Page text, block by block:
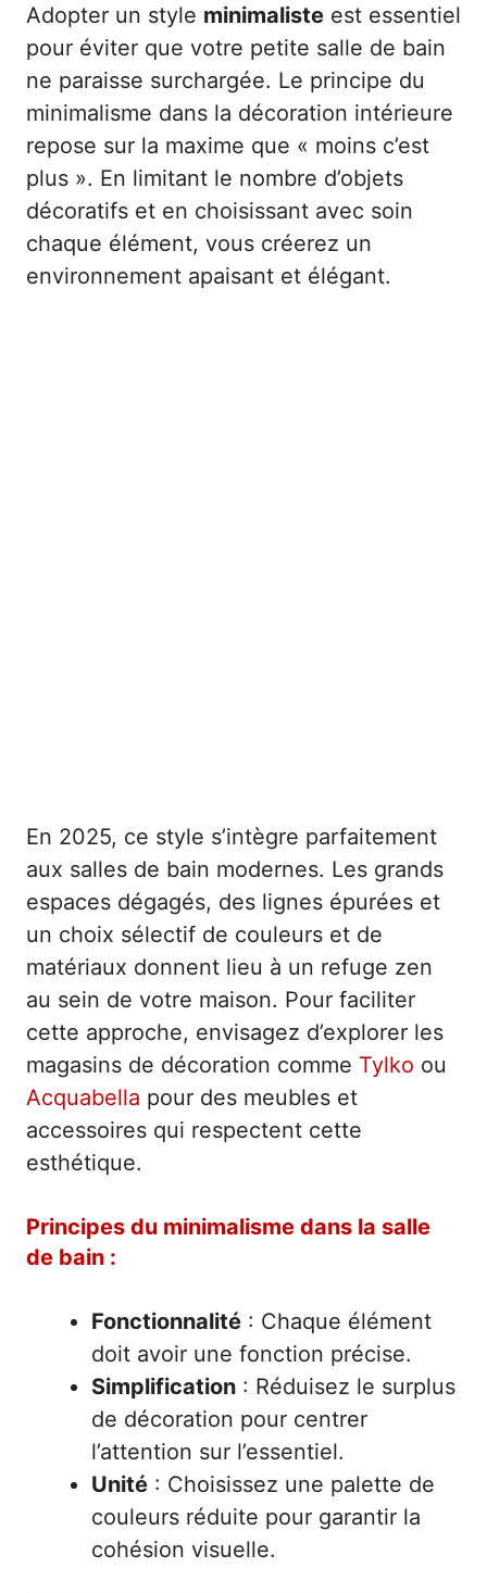
Adopter un style minimaliste est essentiel
pour éviter que votre petite salle de bain
ne paraisse surchargée. Le principe du
minimalisme dans la décoration intérieure
repose sur la maxime que « moins c’est
plus ». En limitant le nombre d’objets
décoratifs et en choisissant avec soin
chaque élément, vous créerez un
environnement apaisant et élégant.
En 2025, ce style s’intègre parfaitement
aux salles de bain modernes. Les grands
espaces dégagés, des lignes épurées et
un choix sélectif de couleurs et de
matériaux donnent lieu à un refuge zen
au sein de votre maison. Pour faciliter
cette approche, envisagez d’explorer les
magasins de décoration comme Tylko ou
Acquabella pour des meubles et
accessoires qui respectent cette
esthétique.
Principes du minimalisme dans la salle
de bain :
Fonctionnalité : Chaque élément
doit avoir une fonction précise.
Simplification : Réduisez le surplus
de décoration pour centrer
l’attention sur l’essentiel.
Unité : Choisissez une palette de
couleurs réduite pour garantir la
cohésion visuelle.